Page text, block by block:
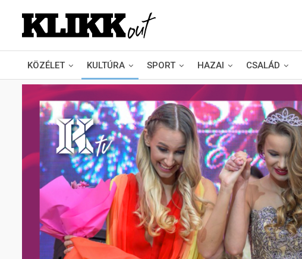
KÖZÉLET KULTÚRA SPORT HAZAI CSALÁD